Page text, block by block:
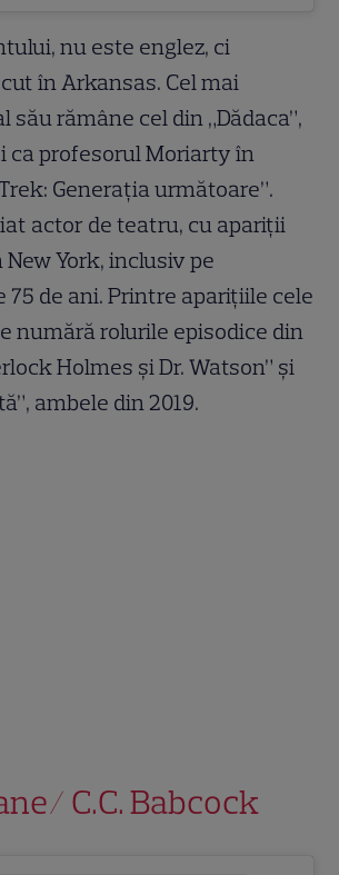
nu este englez, ci
în Arkansas. Cel mai
său rămâne cel din „Dădaca”,
ca profesorul Moriarty în
Generația următoare”.
actor de teatru, cu apariții
York, inclusiv pe
75 de ani. Printre aparițiile cele
numără rolurile episodice din
Holmes și Dr. Watson” și
ambele din 2019.
C.C. Babcock